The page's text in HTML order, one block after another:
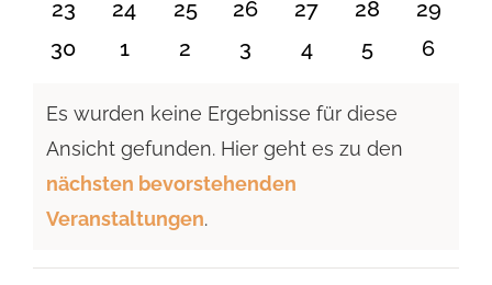
0
Veranstaltungen
23
0
Veranstaltungen
24
0
Veranstaltungen
25
0
Veranstaltungen
26
0
Veranstaltungen
27
0
28
0
29
0
30
0
1
0
2
0
3
0
4
0
5
0
6
Hinweis
Es wurden keine Ergebnisse für diese
Ansicht gefunden. Hier geht es zu den
nächsten bevorstehenden
Veranstaltungen.